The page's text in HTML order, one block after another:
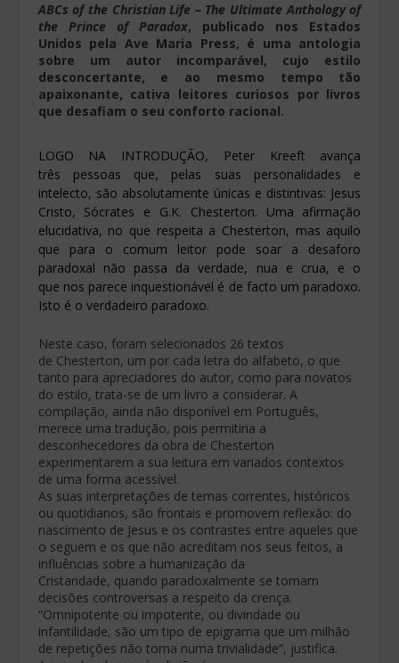
ABCs of the Christian Life – The Ultimate Anthology of
the Prince of Paradox, publicado nos Estados
Unidos pela Ave Maria Press, é uma antologia
sobre um autor incomparável, cujo estilo
desconcertante, e ao mesmo tempo tão
apaixonante, cativa leitores curiosos por livros
que desafiam o seu conforto racional.
LOGO NA INTRODUÇÃO, Peter Kreeft avança
três pessoas que, pelas suas personalidades e
intelecto, são absolutamente únicas e distintivas: Jesus
Cristo, Sócrates e G.K. Chesterton. Uma afirmação
elucidativa, no que respeita a Chesterton, mas aquilo
que para o comum leitor pode soar a desaforo
paradoxal não passa da verdade, nua e crua, e o
que nos parece inquestionável é de facto um paradoxo.
Isto é o verdadeiro paradoxo.
Neste caso, foram selecionados 26 textos
de Chesterton, um por cada letra do alfabeto, o que
tanto para apreciadores do autor, como para novatos
do estilo, trata-se de um livro a considerar. A
compilação, ainda não disponível em Português,
merece uma tradução, pois permitiria a
desconhecedores da obra de Chesterton
experimentarem a sua leitura em variados contextos
de uma forma acessível.
As suas interpretações de temas correntes, históricos
ou quotidianos, são frontais e promovem reflexão: do
nascimento de Jesus e os contrastes entre aqueles que
o seguem e os que não acreditam nos seus feitos, a
influências sobre a humanização da
Cristandade, quando paradoxalmente se tomam
decisões controversas a respeito da crença.
“Omnipotente ou impotente, ou divindade ou
infantilidade, são um tipo de epigrama que um milhão
de repetições não torna numa trivialidade”, justifica.